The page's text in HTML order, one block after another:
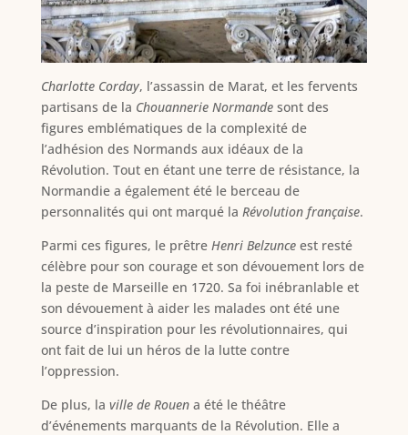
Charlotte Corday, l’assassin de Marat, et les fervents
partisans de la Chouannerie Normandesont des
figures emblématiques de la complexité de
l’adhésion des Normands aux idéaux de la
Révolution. Tout en étant une terre de résistance, la
Normandie a également été le berceau de
personnalités qui ont marqué la Révolution française.
Parmi ces figures, le prêtre Henri Belzunceest resté
célèbre pour son courage et son dévouement lors de
la peste de Marseille en 1720. Sa foi inébranlable et
son dévouement à aider les malades ont été une
source d’inspiration pour les révolutionnaires, qui
ont fait de lui un héros de la lutte contre
l’oppression.
De plus, la ville de Rouena été le théâtre
d’événements marquants de la Révolution. Elle a